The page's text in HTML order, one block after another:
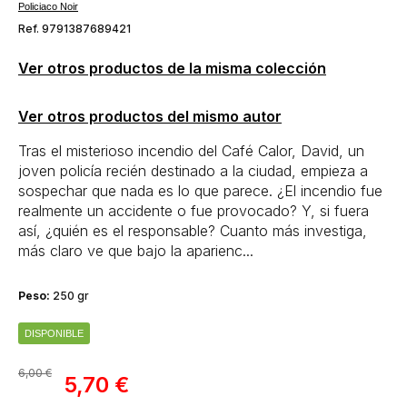
Policiaco Noir
Ref. 9791387689421
Ver otros productos de la misma colección
Ver otros productos del mismo autor
Tras el misterioso incendio del Café Calor, David, un
joven policía recién destinado a la ciudad, empieza a
sospechar que nada es lo que parece. ¿El incendio fue
realmente un accidente o fue provocado? Y, si fuera
así, ¿quién es el responsable? Cuanto más investiga,
más claro ve que bajo la aparienc...
Peso: 250 gr
DISPONIBLE
6,00 € 5,70 €